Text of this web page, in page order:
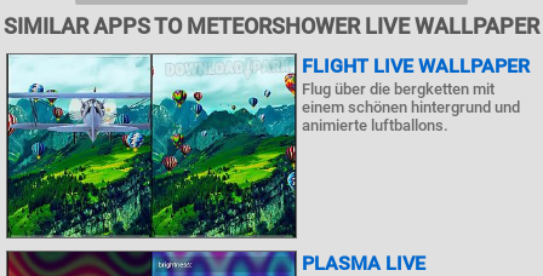
SIMILAR APPS TO METEORSHOWER LIVE WALLPAPER
FLIGHT LIVE WALLPAPER
Flug über die bergketten mit
einem schönen hintergrund und
animierte luftballons.
PLASMA LIVE